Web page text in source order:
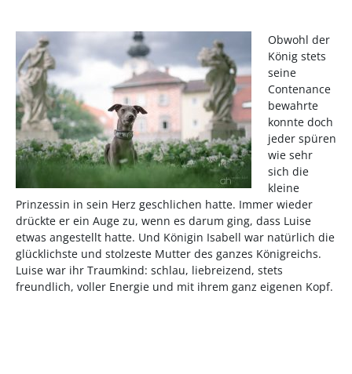
Obwohl der
König stets
seine
Contenance
bewahrte
konnte doch
jeder spüren
wie sehr
sich die
kleine
Prinzessin in sein Herz geschlichen hatte. Immer wieder
drückte er ein Auge zu, wenn es darum ging, dass Luise
etwas angestellt hatte. Und Königin Isabell war natürlich die
glücklichste und stolzeste Mutter des ganzes Königreichs.
Luise war ihr Traumkind: schlau, liebreizend, stets
freundlich, voller Energie und mit ihrem ganz eigenen Kopf.